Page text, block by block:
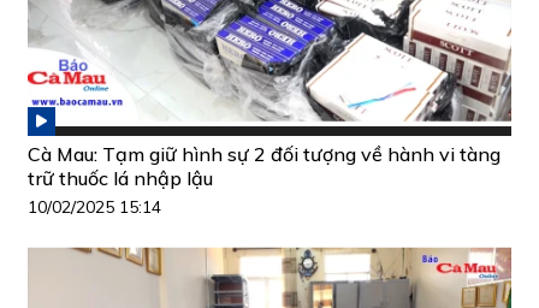
Cà Mau: Tạm giữ hình sự 2 đối tượng về hành vi tàng
trữ thuốc lá nhập lậu
10/02/2025 15:14